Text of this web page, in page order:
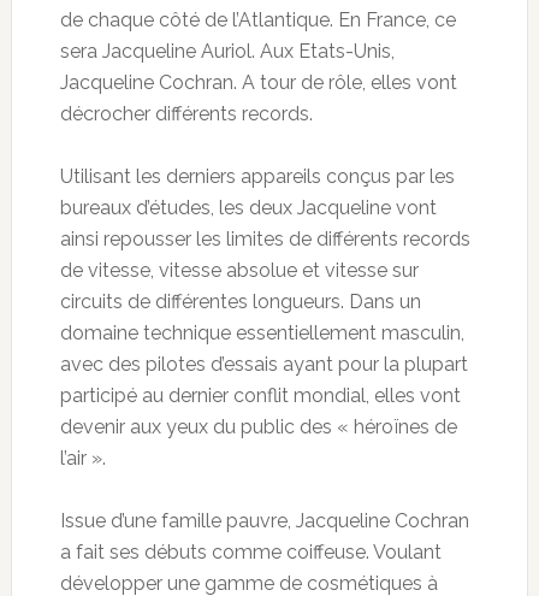
de chaque côté de l’Atlantique. En France, ce
sera Jacqueline Auriol. Aux Etats-Unis,
Jacqueline Cochran. A tour de rôle, elles vont
décrocher différents records.
Utilisant les derniers appareils conçus par les
bureaux d’études, les deux Jacqueline vont
ainsi repousser les limites de différents records
de vitesse, vitesse absolue et vitesse sur
circuits de différentes longueurs. Dans un
domaine technique essentiellement masculin,
avec des pilotes d’essais ayant pour la plupart
participé au dernier conflit mondial, elles vont
devenir aux yeux du public des « héroïnes de
l’air ».
Issue d’une famille pauvre, Jacqueline Cochran
a fait ses débuts comme coiffeuse. Voulant
développer une gamme de cosmétiques à